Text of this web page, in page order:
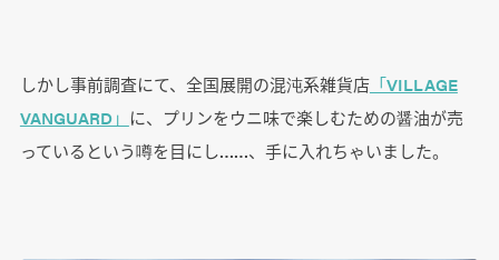
しかし事前調査にて、全国展開の混沌系雑貨店「VILLAGE
VANGUARD」 に、プリンをウニ味で楽しむための醤油が売
っているという噂を目にし……、手に入れちゃいました。